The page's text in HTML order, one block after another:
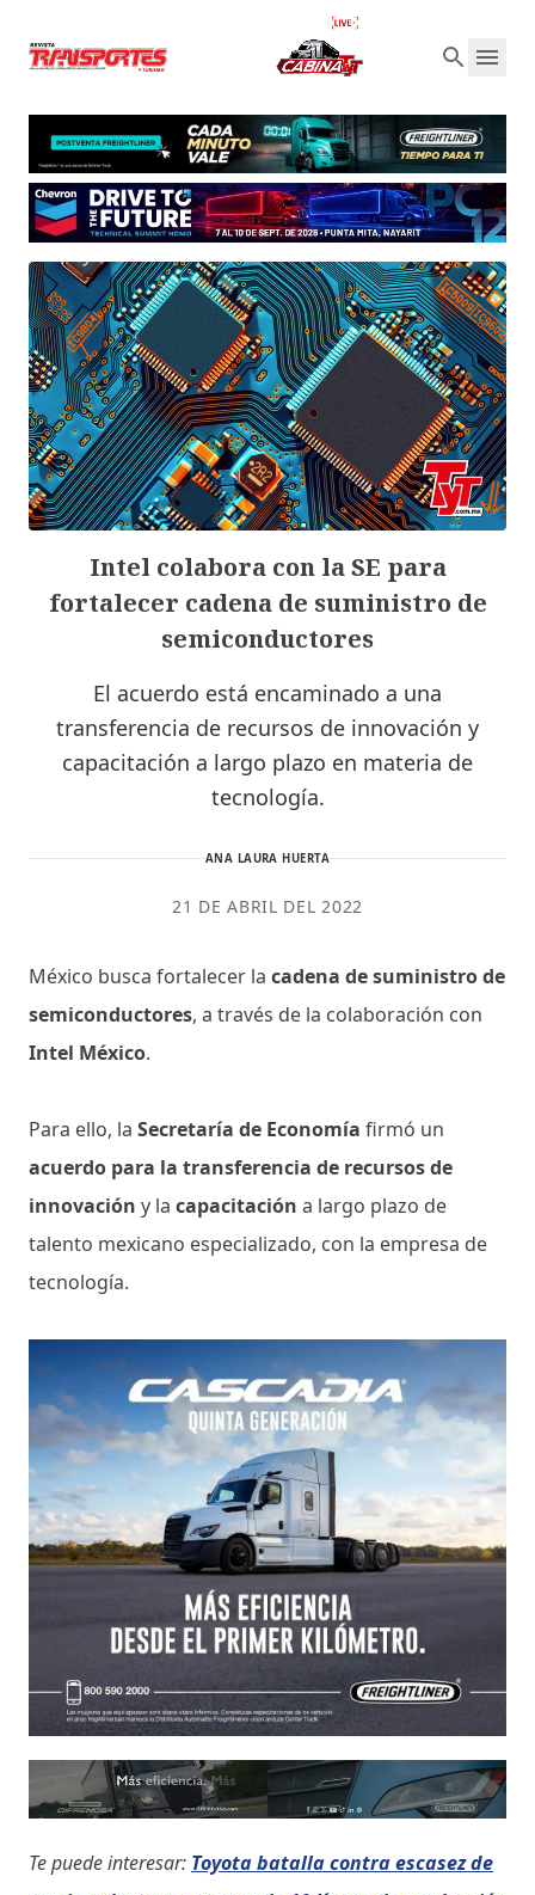
Intel colabora con la SE para
fortalecer cadena de suministro de
semiconductores
El acuerdo está encaminado a una
transferencia de recursos de innovación y
capacitación a largo plazo en materia de
tecnología.
ANA LAURA HUERTA
21 DE ABRIL DEL 2022
México busca fortalecer la cadena de suministro de
semiconductores, a través de la colaboración con
Intel México.
Para ello, la Secretaría de Economía firmó un
acuerdo para la transferencia de recursos de
innovación y la capacitación a largo plazo de
talento mexicano especializado, con la empresa de
tecnología.
Te puede interesar: Toyota batalla contra escasez de